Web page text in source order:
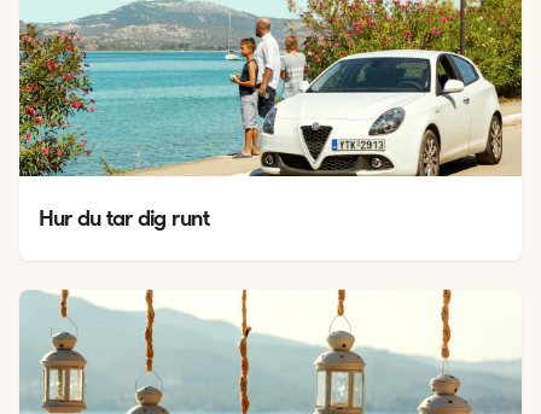
Hur du tar dig runt